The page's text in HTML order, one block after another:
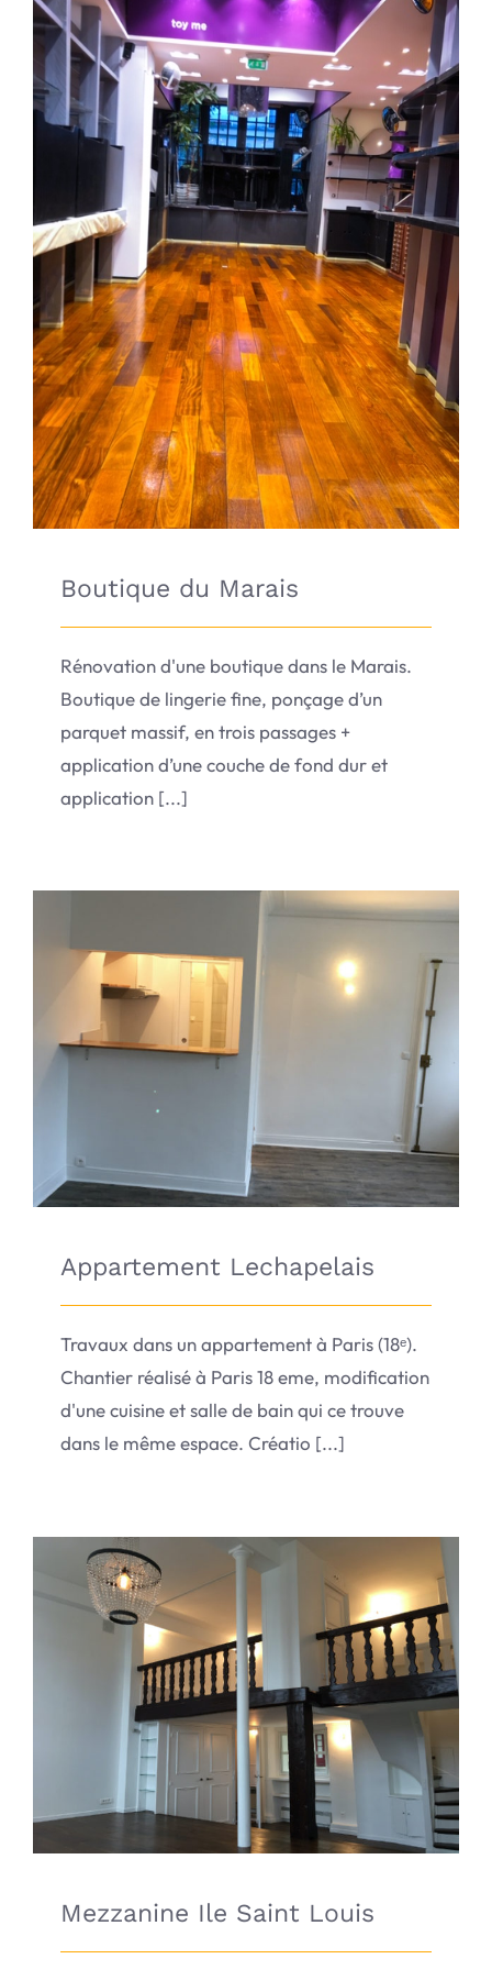
Boutique du Marais
Boutique du Marais
Rénovation d'une boutique dans le Marais.
Boutique de lingerie fine, ponçage d’un
parquet massif, en trois passages +
application d’une couche de fond dur et
application [...]
Appartement Lechapelais
Appartement Lechapelais
Travaux dans un appartement à Paris (18ᵉ).
Chantier réalisé à Paris 18 eme, modification
d'une cuisine et salle de bain qui ce trouve
dans le même espace. Créatio [...]
Mezzanine Ile Saint Louis
Mezzanine Ile Saint Louis